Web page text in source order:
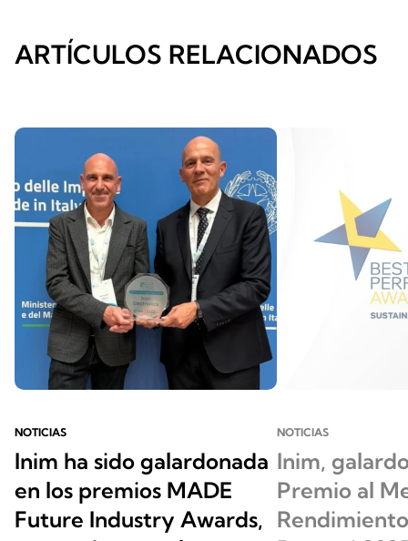
ARTÍCULOS RELACIONADOS
NOTICIAS
Inim ha sido galardonada
en los premios MADE
Future Industry Awards,
NOTICIAS
Inim,
Premio al